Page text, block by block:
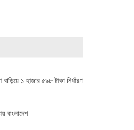
১ হাজার ৫৯৮ টাকা নির্ধারণ
বাংলাদেশ